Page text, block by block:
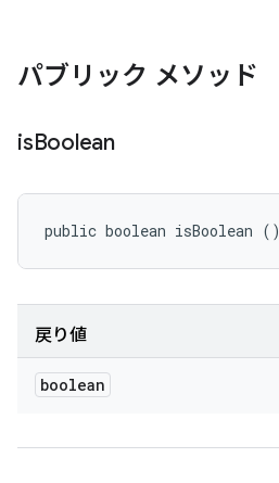
パブリック メソッド
isBoolean
public boolean isBoolean ()
戻り値
boolean